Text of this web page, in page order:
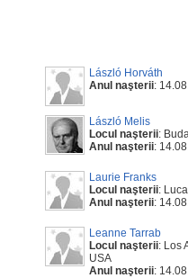
László Horváth
Anul naşterii:
László Melis
Locul naşterii:
Anul naşterii:
Laurie Franks
Locul naşterii:
Anul naşterii:
Leanne Tarrab
Locul naşterii: Los
USA
Anul naşterii: